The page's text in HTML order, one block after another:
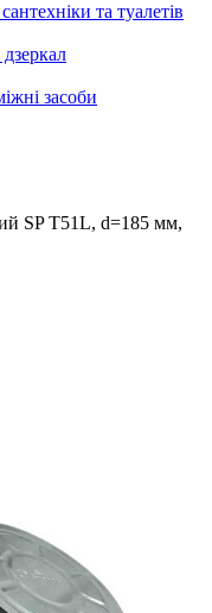
та туалетів
засоби
SP T51L, d=185 мм,